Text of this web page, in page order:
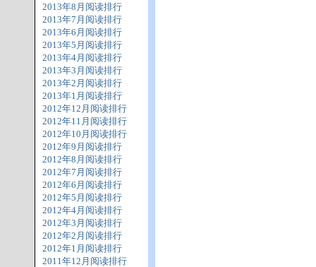
2013年8月阅读排行
2013年7月阅读排行
2013年6月阅读排行
2013年5月阅读排行
2013年4月阅读排行
2013年3月阅读排行
2013年2月阅读排行
2013年1月阅读排行
2012年12月阅读排行
2012年11月阅读排行
2012年10月阅读排行
2012年9月阅读排行
2012年8月阅读排行
2012年7月阅读排行
2012年6月阅读排行
2012年5月阅读排行
2012年4月阅读排行
2012年3月阅读排行
2012年2月阅读排行
2012年1月阅读排行
2011年12月阅读排行